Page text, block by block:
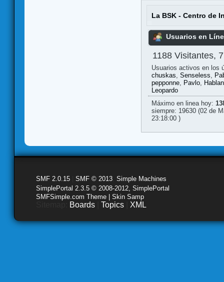
La BSK - Centro de
Usuarios en
1188 Visitantes,
Usuarios activos en los
chuskas, Senseless,
pepponne, Pavlo,
Leopardo
Máximo en linea hoy:
siempre: 19630 (02 de
23:18:00 )
SMF 2.0.15 SMF © 2013 Simple Machines
SimplePortal 2.3.5 © 2008-2012, SimplePortal
SMFSimple.com Theme | Skin Samp
Boards Topics XML